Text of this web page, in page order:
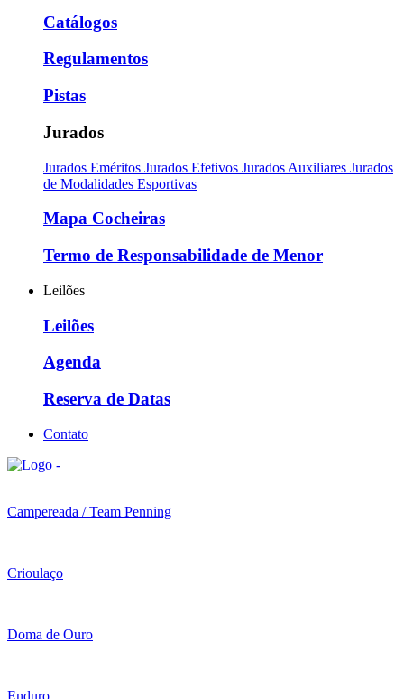
Catálogos
Regulamentos
Pistas
Jurados
Jurados Eméritos Jurados Efetivos Jurados Auxiliares Jurados
de Modalidades Esportivas
Mapa Cocheiras
Termo de Responsabilidade de Menor
Leilões
Leilões
Agenda
Reserva de Datas
Contato
Campereada / Team Penning
Crioulaço
Doma de Ouro
Enduro